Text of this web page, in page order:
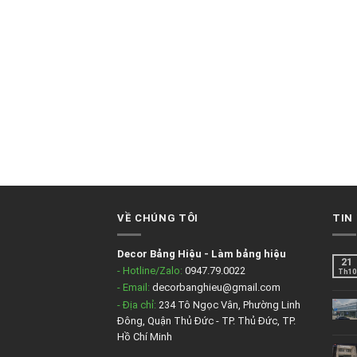
VỀ CHÚNG TÔI
Decor Bảng Hiệu - Làm bảng hiệu
- Hotline/Zalo: 0947.79.0022
- Email: decorbanghieu@gmail.com
- Địa chỉ: 234 Tô Ngọc Vân, Phường Linh
Đông, Quận Thủ Đức - TP. Thủ Đức, TP.
Hồ Chí Minh
TIN
21
Th10